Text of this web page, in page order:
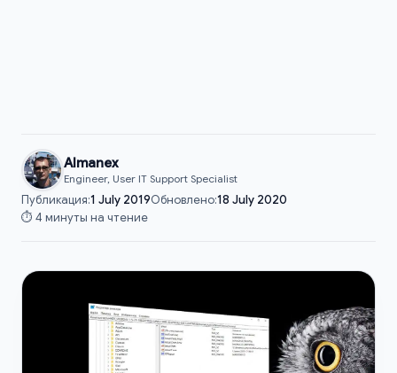
Almanex
Engineer, User IT Support Specialist
Публикация:1 July 2019Обновлено:18 July 2020
⏱️ 4 минуты на чтение